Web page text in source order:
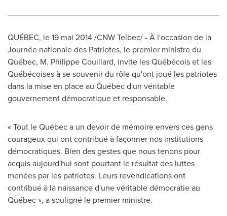
QUÉBEC, le 19 mai 2014 /CNW Telbec/ - À l'occasion de la
Journée nationale des Patriotes, le premier ministre du
Québec, M. Philippe Couillard, invite les Québécois et les
Québécoises à se souvenir du rôle qu'ont joué les patriotes
dans la mise en place au Québec d'un véritable
gouvernement démocratique et responsable.
« Tout le Québec a un devoir de mémoire envers ces gens
courageux qui ont contribué à façonner nos institutions
démocratiques. Bien des gestes que nous tenons pour
acquis aujourd'hui sont pourtant le résultat des luttes
menées par les patriotes. Leurs revendications ont
contribué à la naissance d'une véritable démocratie au
Québec », a souligné le premier ministre.